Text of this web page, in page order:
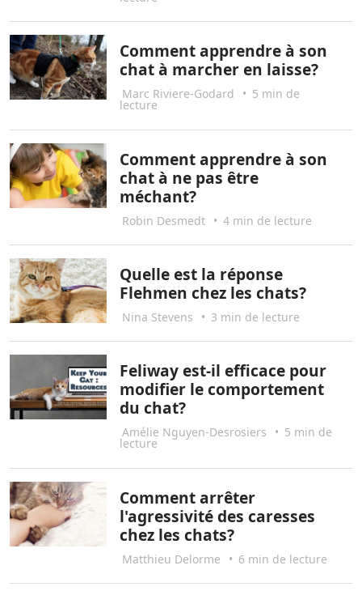
Comment apprendre à son
chat à marcher en laisse?
Marc Riviere-Godard • 5 min de
lecture
Comment apprendre à son
chat à ne pas être
méchant?
Robin Desmedt • 4 min de lecture
Quelle est la réponse
Flehmen chez les chats?
Nina Stevens • 3 min de lecture
Feliway est-il efficace pour
modifier le comportement
du chat?
Amélie Nguyen-Desrosiers • 5 min de
lecture
Comment arrêter
l'agressivité des caresses
chez les chats?
Matthieu Delorme • 6 min de lecture